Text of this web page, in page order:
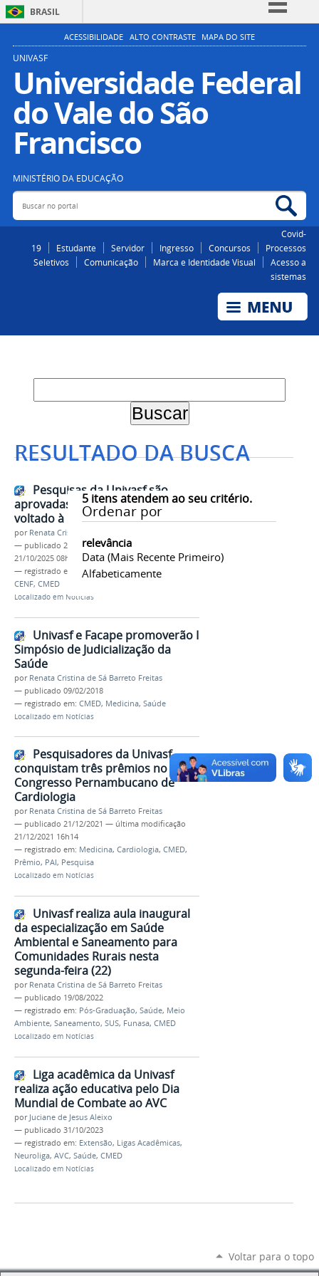
BRASIL
Simplifique!
Participe
Acesso à informação
Legislação
ACESSIBILIDADE ALTO CONTRASTE MAPA DO SITE
UNIVASF
Universidade Federal
do Vale do São
Francisco
MINISTÉRIO DA EDUCAÇÃO
Buscar no portal
Covid-
19
Estudante Servidor Ingresso Concursos
Processos
Seletivos
Comunicação Marca e Identidade Visual
Acesso a
sistemas
RESULTADO DA BUSCA
5itens atendem ao seu critério.
Ordenar por
relevância
Data (mais Recente Primeiro)
Alfabeticamente
Pesquisas da Univasf são
aprovadas em edital da Facepe
voltado à inovação em saúde
por Renata Cristina de Sá Barreto Freitas
— publicado 20/10/2025—última modificação
21/10/2025 08h47
— registrado em:
Pesquisa,Saúde,SUS,
CENF, CMED
Localizado em Notícias
Univasf e Facape promoverão I
Simpósio de Judicialização da
Saúde
por Renata Cristina de Sá Barreto Freitas
— publicado 09/02/2018
— registrado em: CMED, Medicina, Saúde
Localizado em Notícias
Pesquisadores da Univasf
conquistam três prêmios no 29º
Congresso Pernambucano de
Cardiologia
por Renata Cristina de Sá Barreto Freitas
— publicado 21/12/2021 — última modificação
21/12/2021 16h14
— registrado em: Medicina, Cardiologia, CMED,
Prêmio, PAI, Pesquisa
Localizado em Notícias
Univasf realiza aula inaugural
da especialização em Saúde
Ambiental e Saneamento para
Comunidades Rurais nesta
segunda-feira (22)
por Renata Cristina de Sá Barreto Freitas
— publicado 19/08/2022
— registrado em: Pós-Graduação, Saúde, Meio
Ambiente, Saneamento, SUS, Funasa, CMED
Localizado em Notícias
Liga acadêmica da Univasf
realiza ação educativa pelo Dia
Mundial de Combate ao AVC
por Juciane de Jesus Aleixo
— publicado 31/10/2023
— registrado em: Extensão, Ligas Acadêmicas,
Neuroliga, AVC, Saúde, CMED
Localizado em Notícias
Voltar para o topo